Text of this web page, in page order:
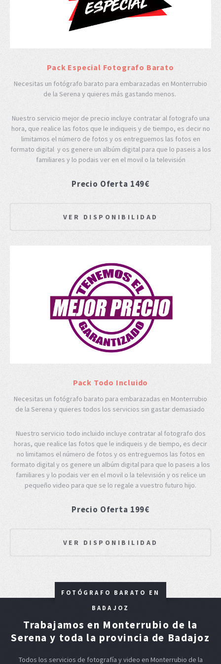
Pack Especial Fotografo Barato
Necesitas un fotógrafo barato para embarazadas en Monterrubio
de la Serena y quieres más gastando menos.
Nuestro servicio mejor de precio incluye contratar al fotografo una
hora, que realice las fotos que le indiqueis y de tiempo, es decir no
limitamos el número de fotos y os entreguemos las fotos en
formato digital y os genere un albúm digital para que lo paseis a los
familiares y lo podais ver en el movil o la televisión
Precio Oferta 149€
VER DISPONIBILIDAD
Pack Todo Incluido
Necesitas un fotógrafo barato para embarazadas en Monterrubio
de la Serena y quieres todos los servicios sin gastar demasiado
Nuestro servicio todo incluido incluye contratar al fotografo dos
horas, que realice las fotos que le indiqueis y de tiempo, es decir
no limitamos el número de fotos y os entreguemos las fotos en
formato digital y os genere un albúm digital para que lo paseis a los
familiares y lo podais ver en el movil o la televisión y os relice un
pequeño video para que se lo regale a vuestro futuro hijo.
Precio Oferta 199€
VER DISPONIBILIDAD
FOTÓGRAFO BARATO EN
BADAJOZ
Trabajamos en Monterrubio de la
Serena y toda la provincia de Badajoz
Todos los servicios de fotografía y video en Monterrubio de la